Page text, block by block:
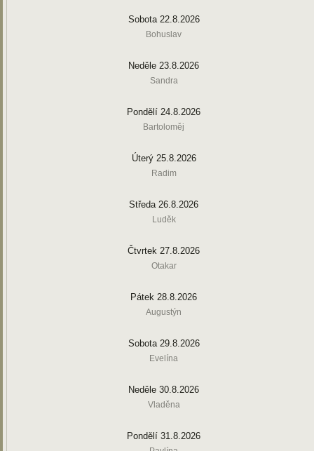
Sobota 22.8.2026
Bohuslav
Neděle 23.8.2026
Sandra
Pondělí 24.8.2026
Bartoloměj
Úterý 25.8.2026
Radim
Středa 26.8.2026
Luděk
Čtvrtek 27.8.2026
Otakar
Pátek 28.8.2026
Augustýn
Sobota 29.8.2026
Evelína
Neděle 30.8.2026
Vladěna
Pondělí 31.8.2026